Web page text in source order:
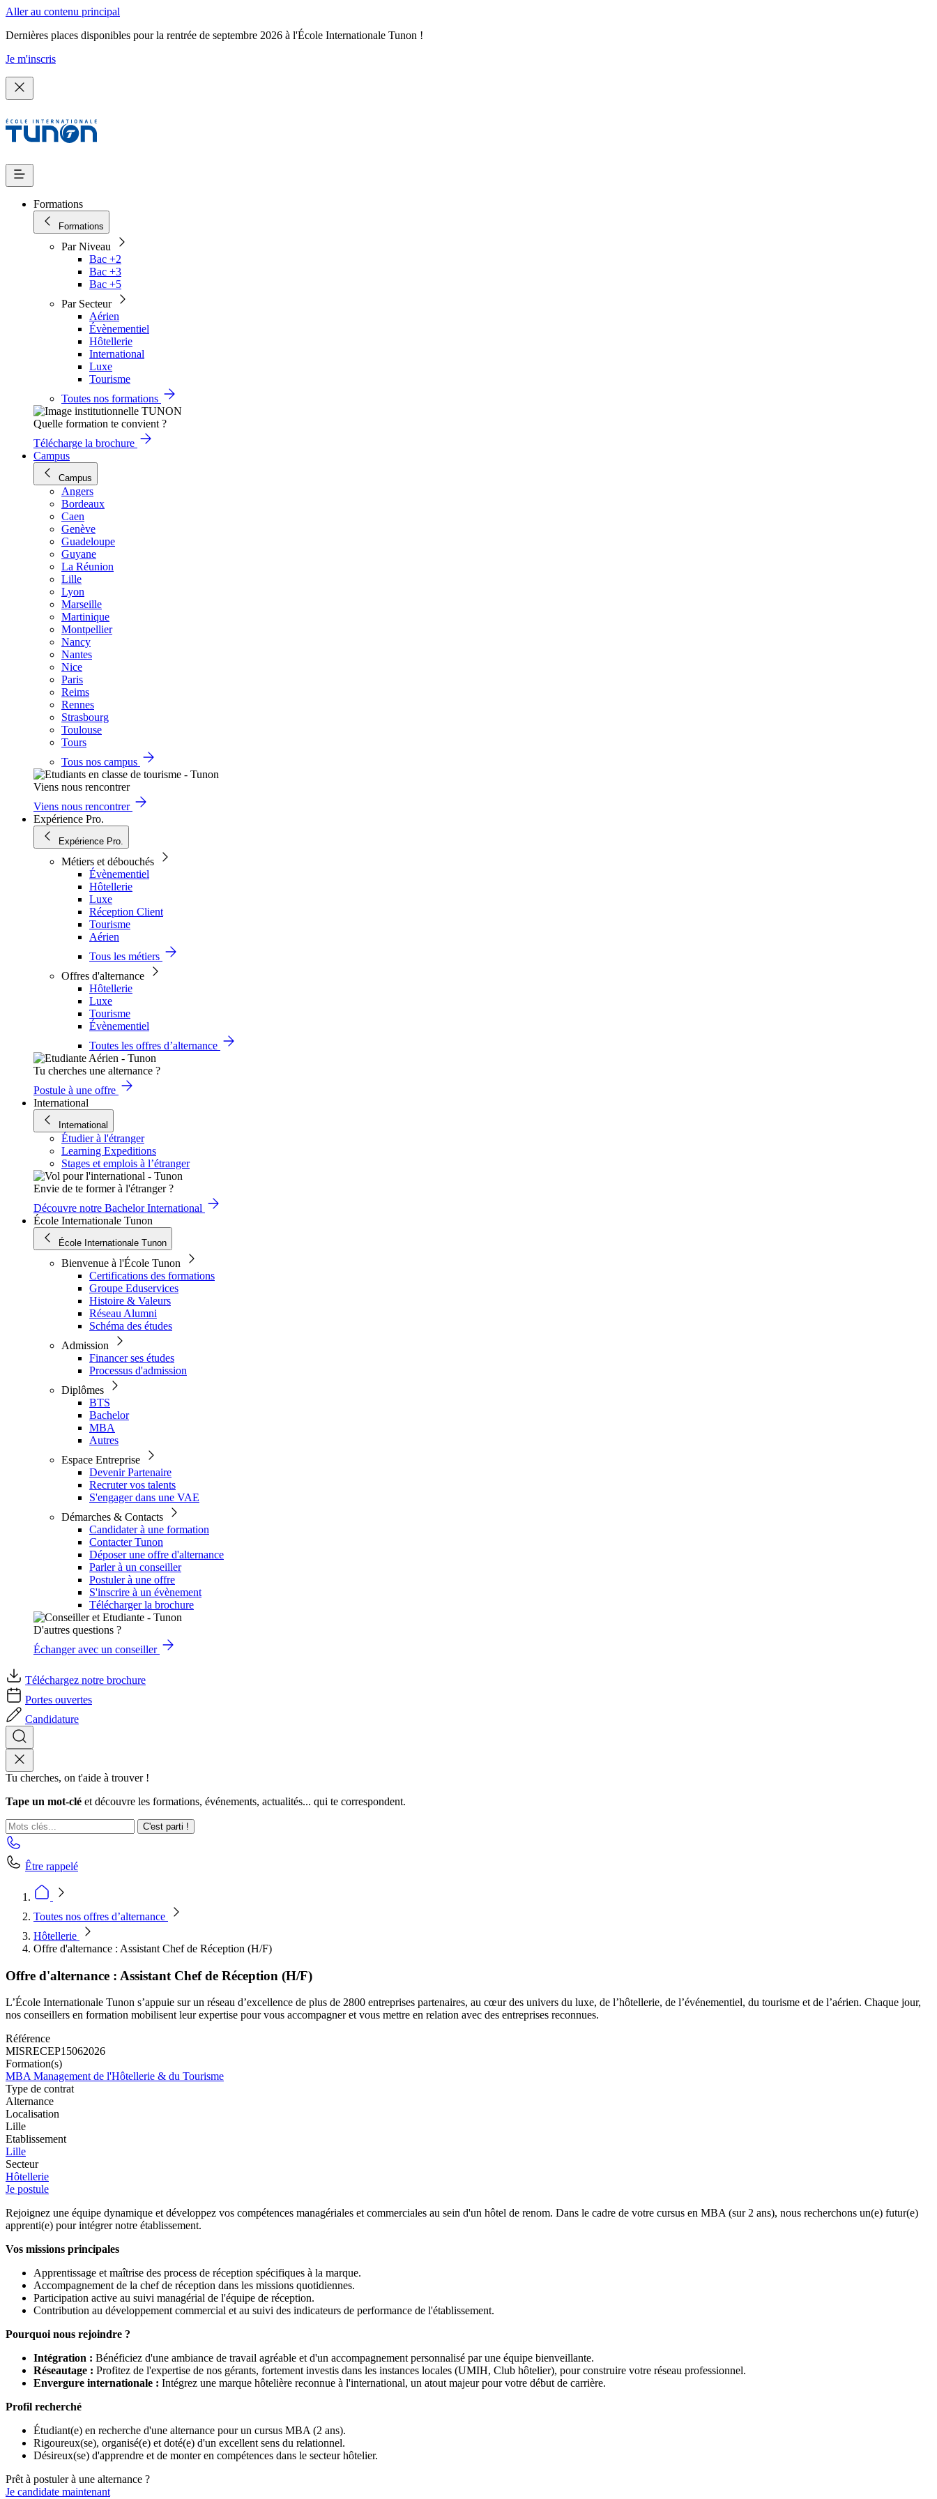
Aller au contenu principal
Dernières places disponibles pour la rentrée de septembre 2026 à l'École Internationale Tunon !
Je m'inscris
Formations
Formations
Par Niveau
Bac +2
Bac +3
Bac +5
Par Secteur
Aérien
Évènementiel
Hôtellerie
International
Luxe
Tourisme
Toutes nos formations
Quelle formation te convient ?
Télécharge la brochure
Campus
Campus
Angers
Bordeaux
Caen
Genève
Guadeloupe
Guyane
La Réunion
Lille
Lyon
Marseille
Martinique
Montpellier
Nancy
Nantes
Nice
Paris
Reims
Rennes
Strasbourg
Toulouse
Tours
Tous nos campus
Viens nous rencontrer
Viens nous rencontrer
Expérience Pro.
Expérience Pro.
Métiers et débouchés
Évènementiel
Hôtellerie
Luxe
Réception Client
Tourisme
Aérien
Tous les métiers
Offres d'alternance
Hôtellerie
Luxe
Tourisme
Évènementiel
Toutes les offres d’alternance
Tu cherches une alternance ?
Postule à une offre
International
International
Étudier à l'étranger
Learning Expeditions
Stages et emplois à l’étranger
Envie de te former à l'étranger ?
Découvre notre Bachelor International
École Internationale Tunon
École Internationale Tunon
Bienvenue à l'École Tunon
Certifications des formations
Groupe Eduservices
Histoire & Valeurs
Réseau Alumni
Schéma des études
Admission
Financer ses études
Processus d'admission
Diplômes
BTS
Bachelor
MBA
Autres
Espace Entreprise
Devenir Partenaire
Recruter vos talents
S'engager dans une VAE
Démarches & Contacts
Candidater à une formation
Contacter Tunon
Déposer une offre d'alternance
Parler à un conseiller
Postuler à une offre
S'inscrire à un évènement
Télécharger la brochure
D'autres questions ?
Échanger avec un conseiller
Téléchargez notre brochure
Portes ouvertes
Candidature
Tu cherches, on t'aide à trouver !
Tape un mot-clé et découvre les formations, événements, actualités... qui te correspondent.
C'est parti !
Être rappelé
Toutes nos offres d’alternance
Hôtellerie
Offre d'alternance : Assistant Chef de Réception (H/F)
Offre d'alternance : Assistant Chef de Réception (H/F)
L’École Internationale Tunon s’appuie sur un réseau d’excellence de plus de 2800 entreprises partenaires, au cœur des univers du luxe, de l’hôtellerie, de l’événementiel, du tourisme et de l’aérien. Chaque jour,
nos conseillers en formation mobilisent leur expertise pour vous accompagner et vous mettre en relation avec des entreprises reconnues.
Référence
MISRECEP15062026
Formation(s)
MBA Management de l'Hôtellerie & du Tourisme
Type de contrat
Alternance
Localisation
Lille
Etablissement
Lille
Secteur
Hôtellerie
Je postule
Rejoignez une équipe dynamique et développez vos compétences managériales et commerciales au sein d'un hôtel de renom. Dans le cadre de votre cursus en MBA (sur 2 ans), nous recherchons un(e) futur(e)
apprenti(e) pour intégrer notre établissement.
Vos missions principales
Apprentissage et maîtrise des process de réception spécifiques à la marque.
Accompagnement de la chef de réception dans les missions quotidiennes.
Participation active au suivi managérial de l'équipe de réception.
Contribution au développement commercial et au suivi des indicateurs de performance de l'établissement.
Pourquoi nous rejoindre ?
Intégration : Bénéficiez d'une ambiance de travail agréable et d'un accompagnement personnalisé par une équipe bienveillante.
Réseautage : Profitez de l'expertise de nos gérants, fortement investis dans les instances locales (UMIH, Club hôtelier), pour construire votre réseau professionnel.
Envergure internationale : Intégrez une marque hôtelière reconnue à l'international, un atout majeur pour votre début de carrière.
Profil recherché
Étudiant(e) en recherche d'une alternance pour un cursus MBA (2 ans).
Rigoureux(se), organisé(e) et doté(e) d'un excellent sens du relationnel.
Désireux(se) d'apprendre et de monter en compétences dans le secteur hôtelier.
Prêt à postuler à une alternance ?
Je candidate maintenant